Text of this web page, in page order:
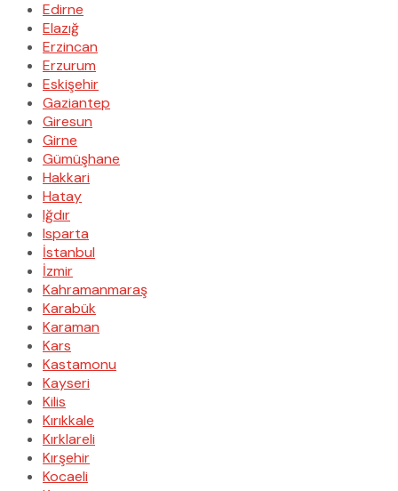
Edirne
Elazığ
Erzincan
Erzurum
Eskişehir
Gaziantep
Giresun
Girne
Gümüşhane
Hakkari
Hatay
Iğdır
Isparta
İstanbul
İzmir
Kahramanmaraş
Karabük
Karaman
Kars
Kastamonu
Kayseri
Kilis
Kırıkkale
Kırklareli
Kırşehir
Kocaeli